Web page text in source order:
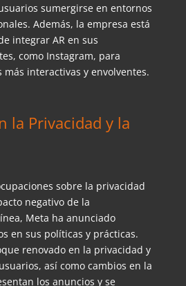
sumergirse en entornos
Además, la empresa está
integrar AR en sus
como Instagram, para
interactivas y envolventes.
la Privacidad y la
sobre la privacidad
negativo de la
Meta ha anunciado
en sus políticas y prácticas.
renovado en la privacidad y
así como cambios en la
los anuncios y se